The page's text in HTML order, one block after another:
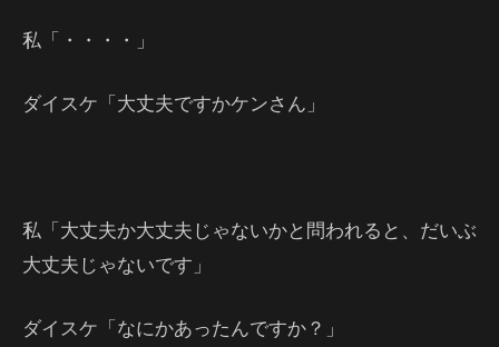
私「・・・・」
ダイスケ「大丈夫ですかケンさん」
私「大丈夫か大丈夫じゃないかと問われると、だいぶ
大丈夫じゃないです」
ダイスケ「なにかあったんですか？」